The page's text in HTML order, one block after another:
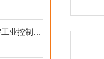
安全阀的正确选用-上海翊霈工业控制设备有限公司